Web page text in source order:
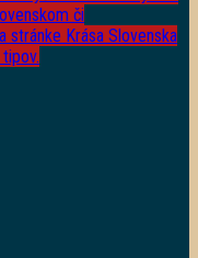
či
stránke Krása Slovenska